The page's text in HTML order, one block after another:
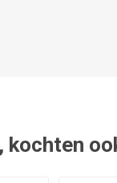
kochten